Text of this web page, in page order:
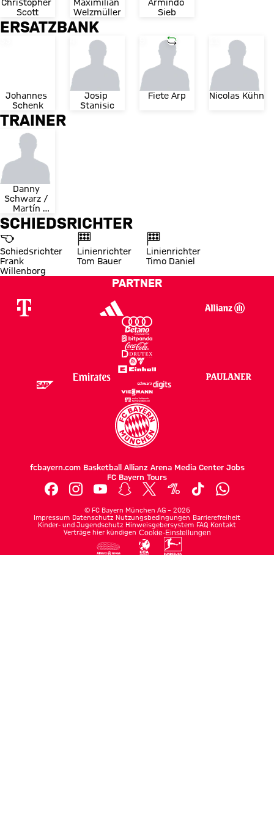
Christopher
Scott
Maximilian
Welzmüller
Armindo
Sieb
ERSATZBANK
Johannes
Schenk
Trikotnummer
Josip
Stanisic
Trikotnummer
Einwechslung
Fiete Arp
Trikotnummer
Nicolas Kühn
TRAINER
Danny
Schwarz /
Martín
Demichelis
SCHIEDSRICHTER
Schiedsrichter
Frank
Willenborg
Linienrichter
Tom Bauer
Linienrichter
Timo Daniel
PARTNER
fcbayern.com Basketball Allianz Arena Media Center Jobs
FC Bayern Tours
© FC Bayern München AG – 2026
Impressum Datenschutz Nutzungsbedingungen Barrierefreiheit
Kinder- und Jugendschutz Hinweisgebersystem FAQ Kontakt
Verträge hier kündigen Cookie-Einstellungen